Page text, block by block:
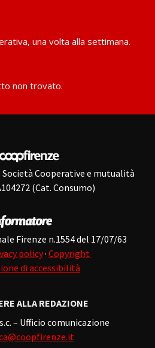
una volta alla settimana.
non trovato.
Cooperative e mutualità
(Cat. Consumo)
Firenze n.1554 del 17/07/63
policy· Copyright
di accessibilità
ALLA REDAZIONE
– Ufficio comunicazione